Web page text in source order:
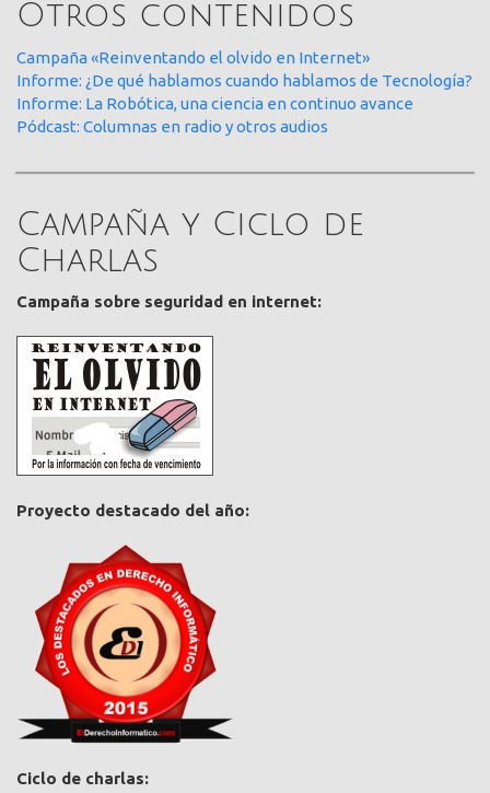
Otros contenidos
Campaña «Reinventando el olvido en Internet»
Informe: ¿De qué hablamos cuando hablamos de Tecnología?
Informe: La Robótica, una ciencia en continuo avance
Pódcast: Columnas en radio y otros audios
Campaña y Ciclo de
Charlas
Campaña sobre seguridad en internet:
Proyecto destacado del año:
Ciclo de charlas: